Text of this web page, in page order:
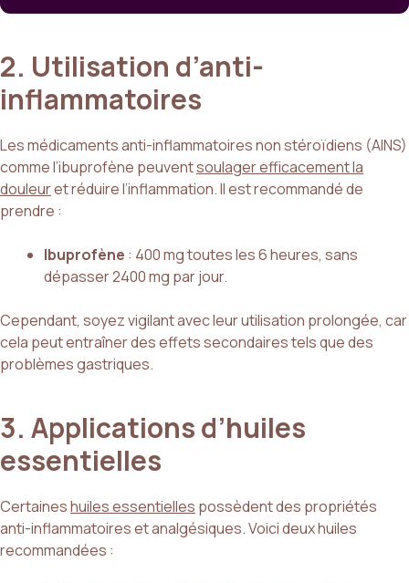
2. Utilisation d’anti-
inflammatoires
Les médicaments anti-inflammatoires non stéroïdiens (AINS)
comme l’ibuprofène peuventsoulager efficacement la
douleuret réduire l’inflammation. Il est recommandé de
prendre :
Ibuprofène : 400 mg toutes les 6 heures, sans
dépasser 2400 mg par jour.
Cependant, soyez vigilant avec leur utilisation prolongée, car
cela peut entraîner des effets secondaires tels que des
problèmes gastriques.
3. Applications d’huiles
essentielles
Certaineshuiles essentielles possèdent des propriétés
anti-inflammatoires et analgésiques. Voici deux huiles
recommandées :